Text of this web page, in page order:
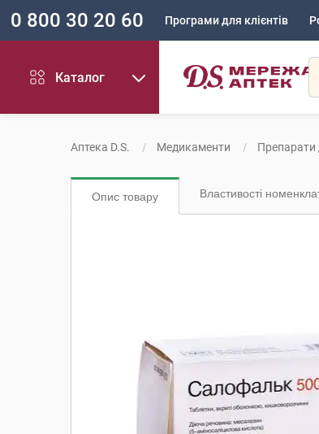
0 800 30 20 60 Програми для клієнтів
Каталог
Аптека D.S. Медикаменти Препарати
Опис товару Властивості